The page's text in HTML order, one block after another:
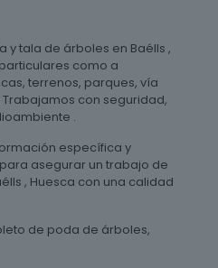
y tala de árboles en Baélls ,
como a
terrenos, parques, vía
con seguridad,
.
específica y
asegurar un trabajo de
, Huesca con una calidad
de poda de árboles,